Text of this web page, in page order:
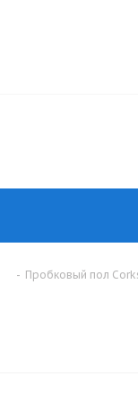
- Пробковый пол